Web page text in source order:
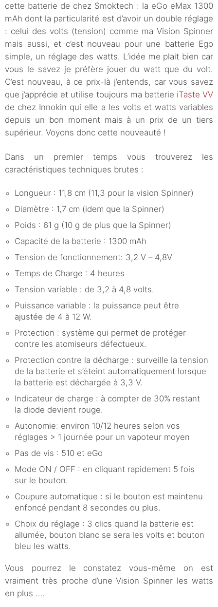
cette batterie de chez Smoktech : la eGo eMax 1300
mAh dont la particularité est d’avoir un double réglage
: celui des volts (tension) comme ma Vision Spinner
mais aussi, et c’est nouveau pour une batterie Ego
simple, un réglage des watts. L’idée me plait bien car
vous le savez je préfère jouer du watt que du volt.
C’est nouveau, à ce prix-là j’entends, car vous savez
que j’apprécie et utilise toujours ma batterie iTaste VV
de chez Innokin qui elle a les volts et watts variables
depuis un bon moment mais à un prix de un tiers
supérieur. Voyons donc cette nouveauté !
Dans un premier temps vous trouverez les
caractéristiques techniques brutes :
Longueur : 11,8 cm (11,3 pour la vision Spinner)
Diamètre : 1,7 cm (idem que la Spinner)
Poids : 61 g (10 g de plus que la Spinner)
Capacité de la batterie : 1300 mAh
Tension de fonctionnement: 3,2 V – 4,8V
Temps de Charge : 4 heures
Tension variable : de 3,2 à 4,8 volts.
Puissance variable : la puissance peut être
ajustée de 4 à 12 W.
Protection : système qui permet de protéger
contre les atomiseurs défectueux.
Protection contre la décharge : surveille la tension
de la batterie et s’éteint automatiquement lorsque
la batterie est déchargée à 3,3 V.
Indicateur de charge : à compter de 30% restant
la diode devient rouge.
Autonomie: environ 10/12 heures selon vos
réglages > 1 journée pour un vapoteur moyen
Pas de vis : 510 et eGo
Mode ON / OFF : en cliquant rapidement 5 fois
sur le bouton.
Coupure automatique : si le bouton est maintenu
enfoncé pendant 8 secondes ou plus.
Choix du réglage : 3 clics quand la batterie est
allumée, bouton blanc se sera les volts et bouton
bleu les watts.
Vous pourrez le constatez vous-même on est
vraiment très proche d’une Vision Spinner les watts
en plus ….